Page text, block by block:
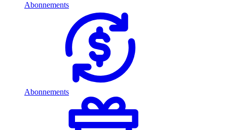
Abonnements
Abonnements